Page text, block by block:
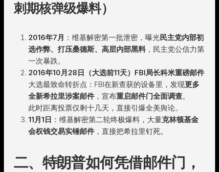
刺期核弹级爆料）
2016年7月 ：维基解密第一批泄密，曝光民主党内部初
选作弊、打压桑德斯、高层内部黑料 ，民主党公信力第
一次暴跌。
2016年10月28日（大选前11天）FBI局长科米重磅邮件
大选最致命转折点：FBI在新查获的设备里，发现更多
全新希拉里涉案邮件 ，宣布重启邮件门全面调查。
此时距离投票仅剩十几天，直接引爆全美舆论。
11月1日 ：维基解密第二轮终极爆料，大量克林顿基金
会权钱交易实锤邮件 ，直接把希拉里钉死。
二、特朗普如何凭借邮件门，